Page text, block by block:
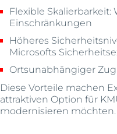
Flexible
Einschränkungen
Höheres
Microsofts
Ortsunabhängiger
Diese Vorteile machen
attraktiven Option für
modernisieren möchten.